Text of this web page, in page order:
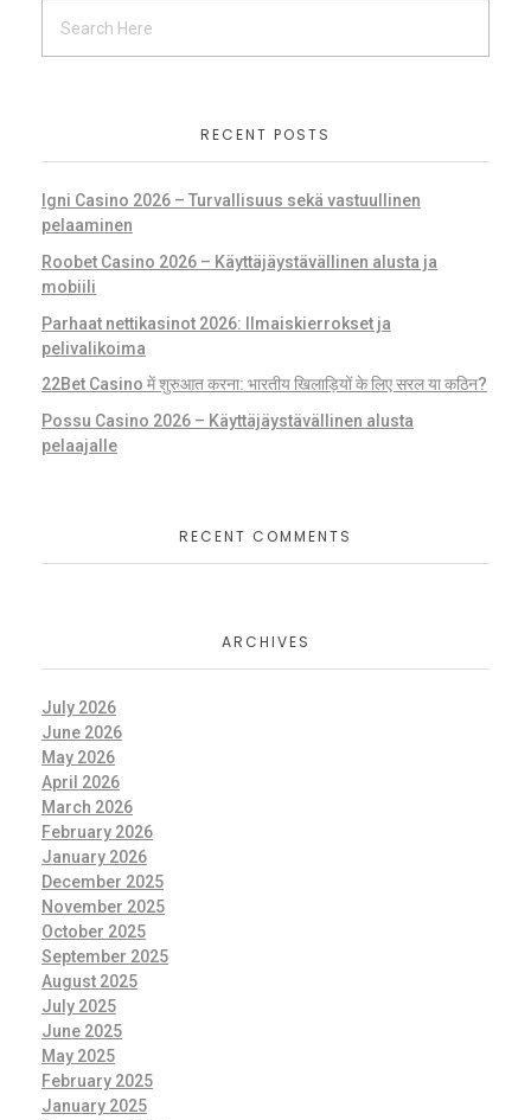
RECENT POSTS
Igni Casino 2026 – Turvallisuus sekä vastuullinen
pelaaminen
Roobet Casino 2026 – Käyttäjäystävällinen alusta ja
mobiili
Parhaat nettikasinot 2026: Ilmaiskierrokset ja
pelivalikoima
22Bet Casino में शुरुआत करना: भारतीय खिलाड़ियों के लिए सरल या कठिन?
Possu Casino 2026 – Käyttäjäystävällinen alusta
pelaajalle
RECENT COMMENTS
ARCHIVES
July 2026
June 2026
May 2026
April 2026
March 2026
February 2026
January 2026
December 2025
November 2025
October 2025
September 2025
August 2025
July 2025
June 2025
May 2025
February 2025
January 2025